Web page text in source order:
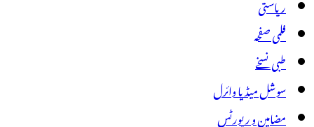
ریاستی
فلمی صفحہ
طبی نسخے
سوشل میڈیا وائرل
مضامین و رپورٹس